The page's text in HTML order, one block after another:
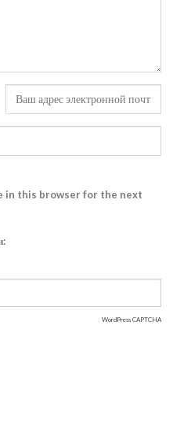
in this browser for the next
WordPress CAPTCHA